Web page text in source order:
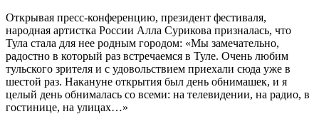
Открывая пресс-конференцию, президент фестиваля,
народная артистка России Алла Сурикова призналась, что
Тула стала для нее родным городом: «Мы замечательно,
радостно в который раз встречаемся в Туле. Очень любим
тульского зрителя и с удовольствием приехали сюда уже в
шестой раз. Накануне открытия был день обнимашек, и я
целый день обнималась со всеми: на телевидении, на радио, в
гостинице, на улицах…»